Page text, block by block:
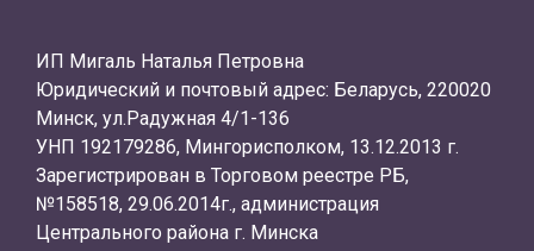
ИП Мигаль Наталья Петровна
Юридический и почтовый адрес: Беларусь, 220020
Минск, ул.Радужная 4/1-136
УНП 192179286, Мингорисполком, 13.12.2013 г.
Зарегистрирован в Торговом реестре РБ,
№158518, 29.06.2014г., администрация
Центрального района г. Минска